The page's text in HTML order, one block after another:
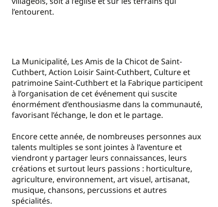
l’entourent.
La Municipalité, Les Amis de la Chicot de Saint-
Cuthbert, Action Loisir Saint-Cuthbert, Culture et
patrimoine Saint-Cuthbert et la Fabrique participent
à l’organisation de cet événement qui suscite
énormément d’enthousiasme dans la communauté,
favorisant l’échange, le don et le partage.
Encore cette année, de nombreuses personnes aux
talents multiples se sont jointes à l’aventure et
viendront y partager leurs connaissances, leurs
créations et surtout leurs passions : horticulture,
agriculture, environnement, art visuel, artisanat,
musique, chansons, percussions et autres
spécialités.